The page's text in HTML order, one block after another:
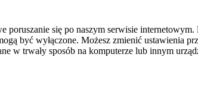
się po naszym serwisie
być wyłączone. Możesz zmienić ustawienia
w trwały sposób na komputerze lub innym